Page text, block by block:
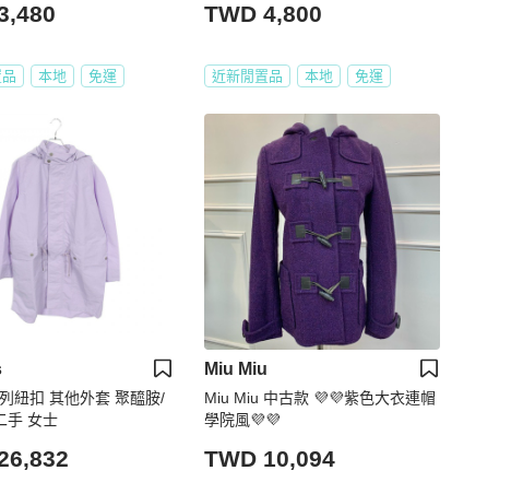
本地 免運
TWD 4,800
近新閒置品 本地 免運
紐扣 其他外套 聚醯胺/
手 女士
Miu Miu
Miu Miu 中古款 💜💜紫色大衣連帽
學院風💜💜
TWD 10,094